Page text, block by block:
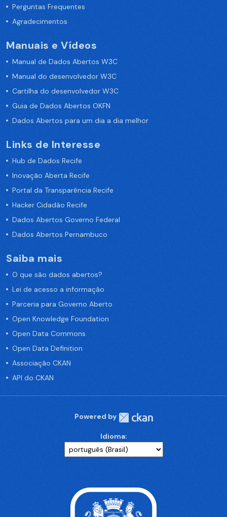
Perguntas Frequentes
Agradecimentos
Manuais e Vídeos
Manual de Dados Abertos W3C
Manual do desenvolvedor W3C
Cartilha do desenvolvedor W3C
Guia de Dados Abertos OKFN
Dados Abertos para um dia a dia melhor
Links de Interesse
Hub de Dados Recife
Inovação Aberta Recife
Portal da Transparência Recife
Hacker Cidadão Recife
Dados Abertos Governo Federal
Dados Abertos Pernambuco
Saiba mais
O que são dados abertos?
Lei de acesso a informação
Parceria para Governo Aberto
Open Knowledge Foundation
Open Data Commons
Open Data Definition
Associação CKAN
API do CKAN
Powered by
Idioma